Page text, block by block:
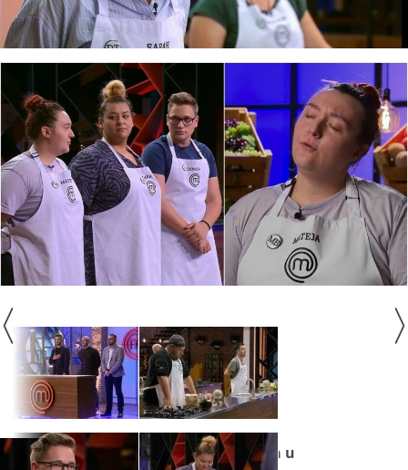
No pobjeda je na kraju ipak otišla u